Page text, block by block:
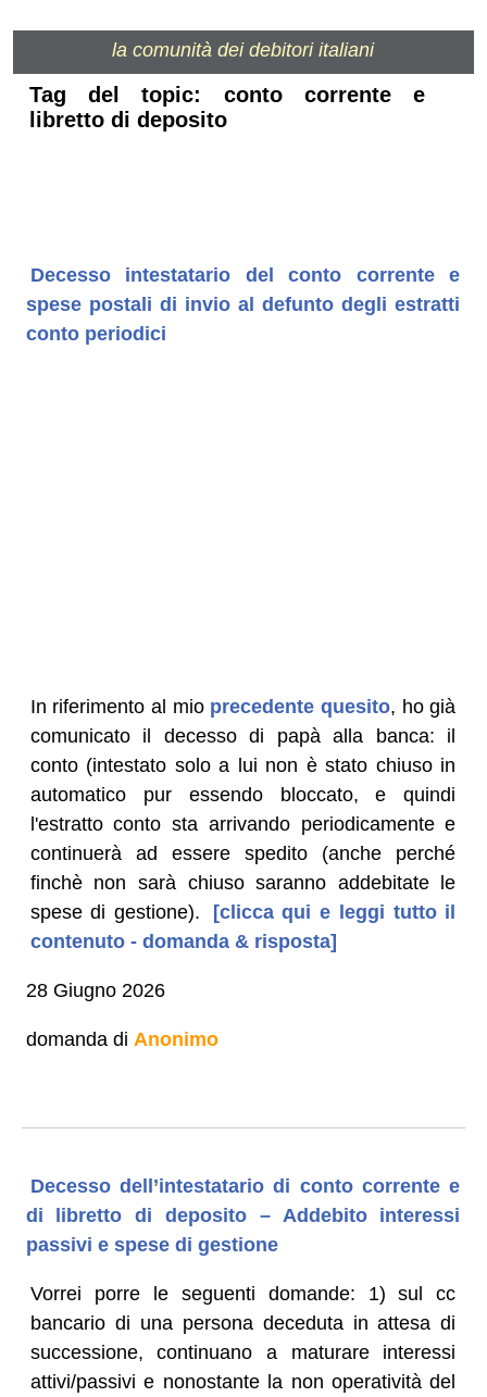
la comunità dei debitori italiani
Tag del topic: conto corrente e
libretto di deposito
Decesso intestatario del conto corrente e
spese postali di invio al defunto degli estratti
conto periodici
In riferimento al mio precedente quesito, ho già
comunicato il decesso di papà alla banca: il
conto (intestato solo a lui non è stato chiuso in
automatico pur essendo bloccato, e quindi
l'estratto conto sta arrivando periodicamente e
continuerà ad essere spedito (anche perché
finchè non sarà chiuso saranno addebitate le
spese di gestione).
[clicca qui e leggi tutto il
contenuto - domanda & risposta]
28 Giugno 2026
domanda di Anonimo
Decesso dell’intestatario di conto corrente e
di libretto di deposito – Addebito interessi
passivi e spese di gestione
Vorrei porre le seguenti domande: 1) sul cc
bancario di una persona deceduta in attesa di
successione, continuano a maturare interessi
attivi/passivi e nonostante la non operatività del